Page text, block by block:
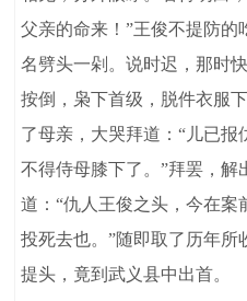
父亲的命来！”王俊不提防
名劈头一剁。说时迟，那时
按倒，枭下首级，脱件衣服
了母亲，大哭拜道：“儿已报
不得侍母膝下了。”拜罢，解
道：“仇人王俊之头，今在
投死去也。”随即取了历年
提头，竟到武义县中出首。